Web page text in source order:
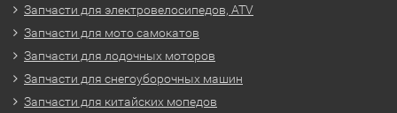
Запчасти для электровелосипедов, ATV
Запчасти для мото самокатов
Запчасти для лодочных моторов
Запчасти для снегоуборочных машин
Запчасти для китайских мопедов